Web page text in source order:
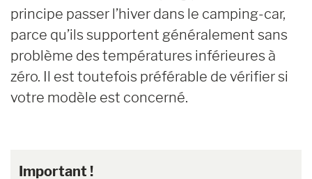
principe passer l’hiver dans le camping-car,
parce qu’ils supportent généralement sans
problème des températures inférieures à
zéro. Il est toutefois préférable de vérifier si
votre modèle est concerné.
Important !